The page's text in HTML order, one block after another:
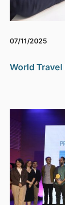
07/11/2025
World